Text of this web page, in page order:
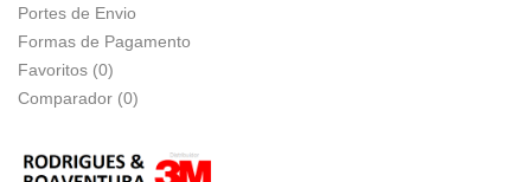
Portes de Envio
Formas de Pagamento
Favoritos (0)
Comparador (0)